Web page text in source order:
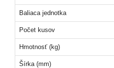
Baliaca jednotka
Počet kusov
Hmotnosť (kg)
Šírka (mm)